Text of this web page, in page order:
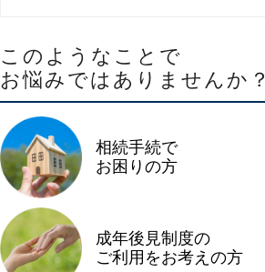
このようなことで
お悩みではありませんか？
相続手続で
お困りの方
成年後見制度の
ご利用をお考えの方